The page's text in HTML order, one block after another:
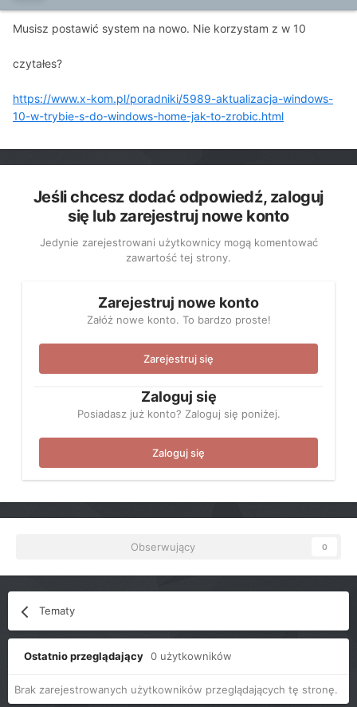
Musisz postawić system na nowo. Nie korzystam z w 10
czytałes?
https://www.x-kom.pl/poradniki/5989-aktualizacja-windows-
10-w-trybie-s-do-windows-home-jak-to-zrobic.html
Jeśli chcesz dodać odpowiedź, zaloguj
się lub zarejestruj nowe konto
Jedynie zarejestrowani użytkownicy mogą komentować
zawartość tej strony.
Zarejestruj nowe konto
Załóż nowe konto. To bardzo proste!
Zarejestruj się
Zaloguj się
Posiadasz już konto? Zaloguj się poniżej.
Zaloguj się
Obserwujący 0
Tematy
Ostatnio przeglądający 0 użytkowników
Brak zarejestrowanych użytkowników przeglądających tę stronę.